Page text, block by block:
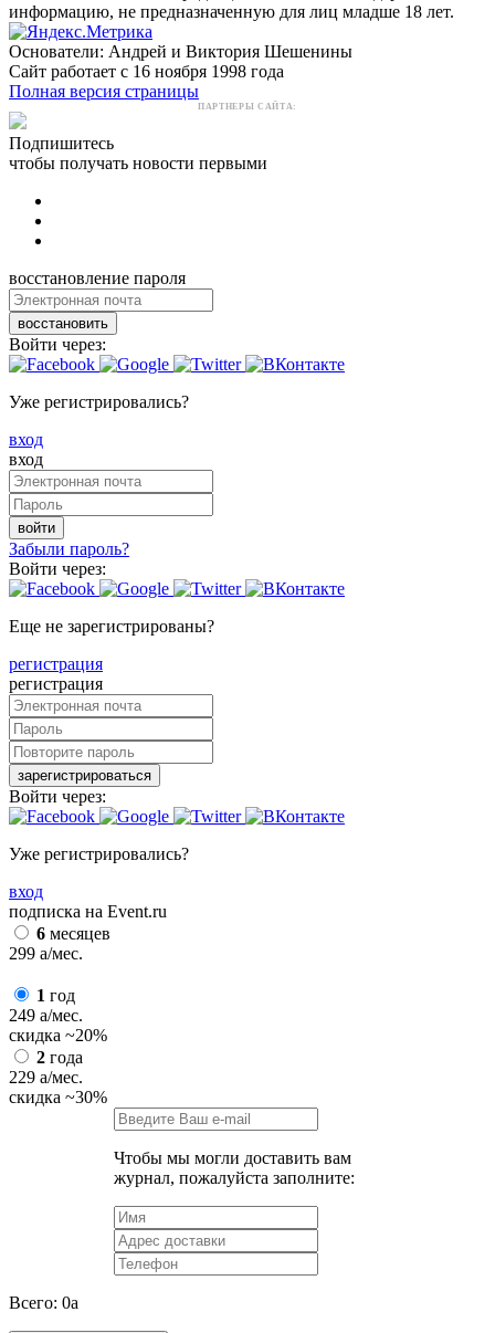
информацию, не предназначенную для лиц младше 18 лет.
Основатели: Андрей и Виктория Шешенины
Сайт работает с 16 ноября 1998 года
Полная версия страницы
ПАРТНЕРЫ САЙТА:
Подпишитесь
чтобы получать новости первыми
восстановление пароля
восстановить
Войти через:
Уже регистрировались?
вход
вход
войти
Забыли пароль?
Войти через:
Еще не зарегистрированы?
регистрация
регистрация
зарегистрироваться
Войти через:
Уже регистрировались?
вход
подписка на Event.ru
6 месяцев
299 a/мес.
1 год
249 a/мес.
скидка ~20%
2 года
229 a/мес.
скидка ~30%
Чтобы мы могли доставить вам
журнал, пожалуйста заполните:
Всего: 0a